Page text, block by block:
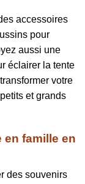
accessoires
pour
aussi une
éclairer la tente
votre
et grands
famille en
des souvenirs